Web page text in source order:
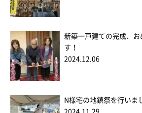
新築一戸建ての完成、お
す！
2024.12.06
N様宅の地鎮祭を行いま
2024.11.29